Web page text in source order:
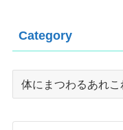
Category
Category